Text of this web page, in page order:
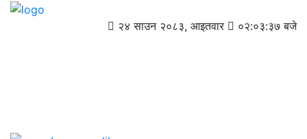
२४ साउन २०८३, आइतवार ०२:०३:३७ बजे